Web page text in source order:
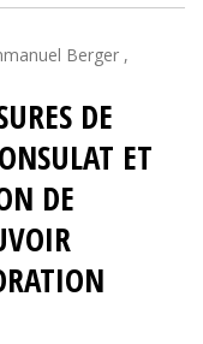
Berger ,
DE
ET
DE